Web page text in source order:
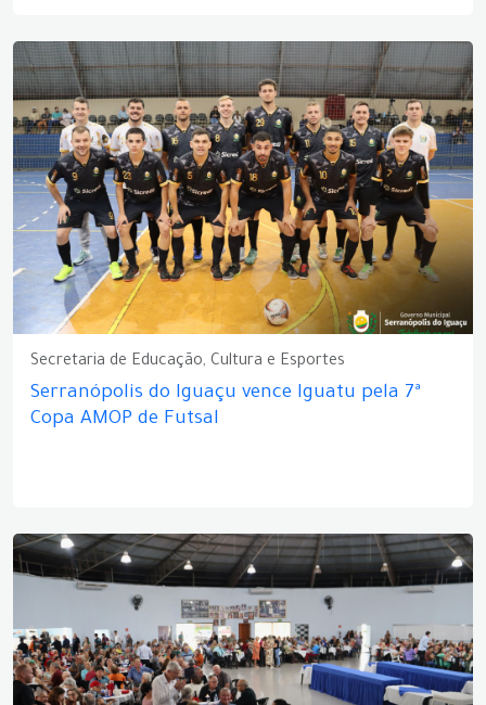
Secretaria de Educação, Cultura e Esportes
Serranópolis do Iguaçu vence Iguatu pela 7ª
Copa AMOP de Futsal